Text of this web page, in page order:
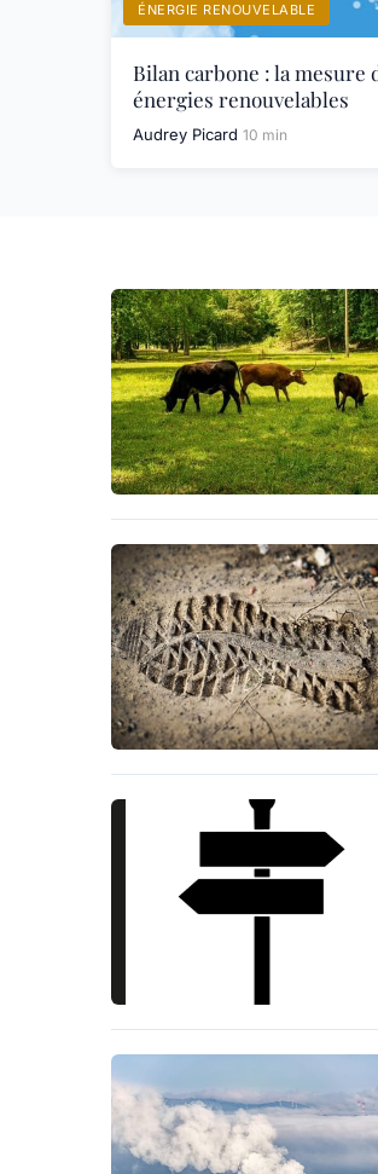
ÉNERGIE RENOUVELABLE
Bilan carbone : la mesure
énergies renouvelables
Audrey Picard 10 min